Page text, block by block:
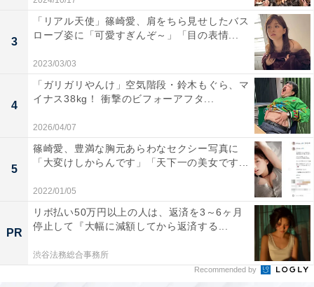
3
「リアル天使」篠崎愛、肩をちら見せしたバス
ローブ姿に「可愛すぎんぞ～」「目の表情...
2023/03/03
4
「ガリガリやんけ」空気階段・鈴木もぐら、マ
イナス38kg！ 衝撃のビフォーアフタ...
2026/04/07
5
篠崎愛、豊満な胸元あらわなセクシー写真に
「大変けしからんです」「天下一の美女です...
2022/01/05
PR
リボ払い50万円以上の人は、返済を3～6ヶ月
停止して『大幅に減額してから返済する...
渋谷法務総合事務所
Recommended by